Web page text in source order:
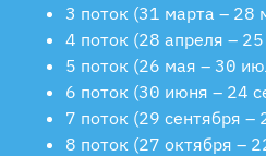
3 поток (31 марта – 28
4 поток (28 апреля –
5 поток (26 мая – 30
6 поток (30 июня – 24
7 поток (29 сентября –
8 поток (27 октября –